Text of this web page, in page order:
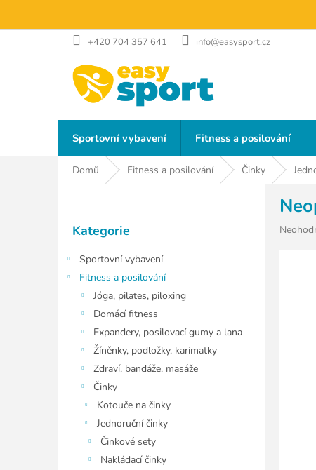
obsah
+420 704 357 641 info@easysport.cz
Sportovní vybavení Fitness a posilování
Domů Fitness a posilování Činky
P
kategorie
Kategorie
Sportovní vybavení
Fitness a posilování
Jóga, pilates, piloxing
Domácí fitness
Expandery, posilovací gumy a lana
Žíněnky, podložky, karimatky
Zdraví, bandáže, masáže
Činky
Kotouče na činky
Jednoruční činky
Činkové sety
Nakládací činky